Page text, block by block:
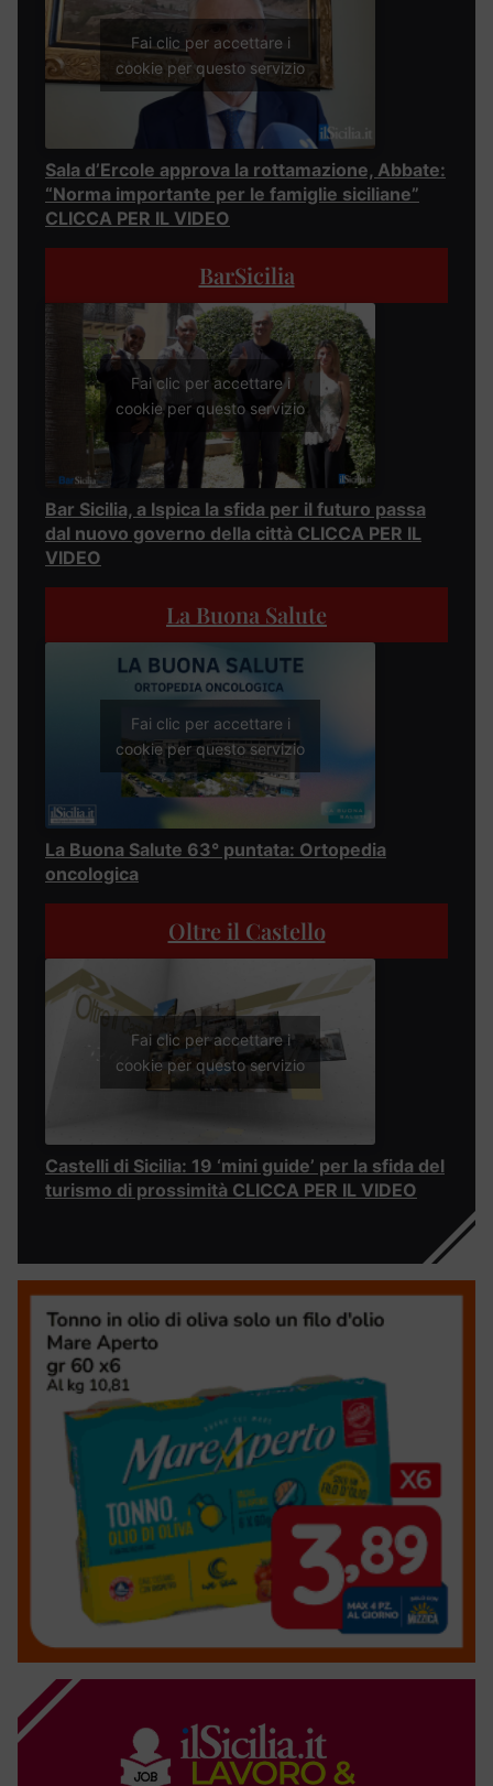
Fai clic per accettare i
cookie per questo servizio
Sala d’Ercole approva la rottamazione, Abbate:
“Norma importante per le famiglie siciliane”
CLICCA PER IL VIDEO
BarSicilia
Fai clic per accettare i
cookie per questo servizio
Bar Sicilia, a Ispica la sfida per il futuro passa
dal nuovo governo della città CLICCA PER IL
VIDEO
La Buona Salute
Fai clic per accettare i
cookie per questo servizio
La Buona Salute 63° puntata: Ortopedia
oncologica
Oltre il Castello
Fai clic per accettare i
cookie per questo servizio
Castelli di Sicilia: 19 ‘mini guide’ per la sfida del
turismo di prossimità CLICCA PER IL VIDEO